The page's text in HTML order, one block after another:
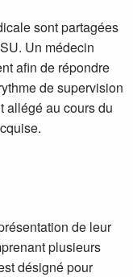
sont partagées
Un médecin
afin de répondre
de supervision
allégé au cours du
de leur
plusieurs
désigné pour